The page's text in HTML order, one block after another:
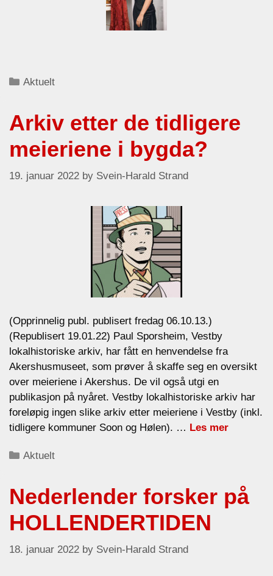
Categories
Aktuelt
Arkiv etter de tidligere
meieriene i bygda?
19. januar 2022 by Svein-Harald Strand
(Opprinnelig publ. publisert fredag 06.10.13.)
(Republisert 19.01.22) Paul Sporsheim, Vestby
lokalhistoriske arkiv, har fått en henvendelse fra
Akershusmuseet, som prøver å skaffe seg en oversikt
over meieriene i Akershus. De vil også utgi en
publikasjon på nyåret. Vestby lokalhistoriske arkiv har
foreløpig ingen slike arkiv etter meieriene i Vestby (inkl.
tidligere kommuner Soon og Hølen). … Les mer
Categories
Aktuelt
Nederlender forsker på
HOLLENDERTIDEN
18. januar 2022 by Svein-Harald Strand